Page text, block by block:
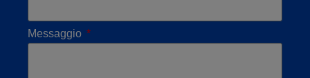
Messaggio